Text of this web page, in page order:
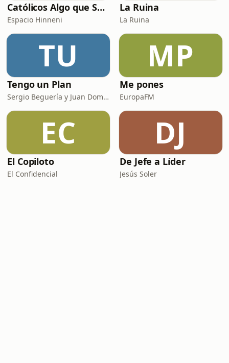
Católicos Algo que Saber
Espacio Hinneni
La Ruina
La Ruina
TU
Tengo un Plan
Sergio Beguería y Juan Domínguez
MP
Me pones
EuropaFM
EC
El Copiloto
El Confidencial
DJ
De Jefe a Líder
Jesús Soler